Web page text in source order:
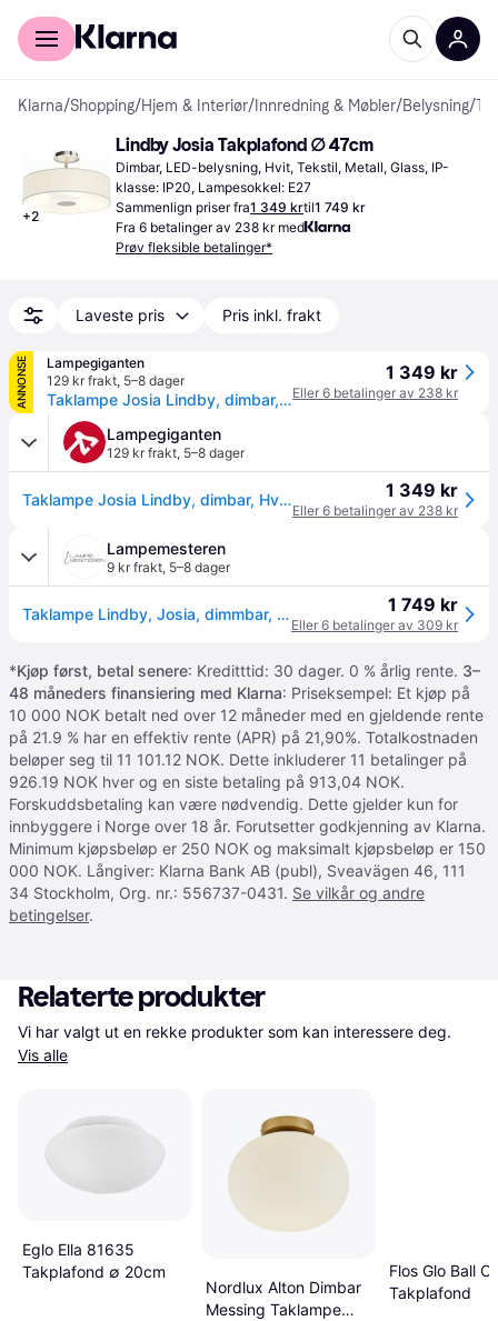
For kunder
Klarna/Shopping/Hjem & Interiør/ Innredning & Møbler/Belysning/
+2
Lindby Josia Takplafond ∅ 47cm
Dimbar, LED-belysning, Hvit, Tekstil, Metall, Glass, IP-
klasse: IP20, Lampesokkel: E27
Sammenlign priser fra1 349 krtil1 749 kr
Fra 6 betalinger av 238 kr med
Prøv fleksible betalinger*
Laveste pris Pris inkl. frakt
ANNONSE
Lampegiganten
129 kr frakt, 5–8 dager
Taklampe Josia Lindby, dimbar, Hvit / opal, Gangområde, Tekstil / stoff / silke, Moderne
1 349 kr
Eller 6 betalinger av 238 kr
Lampegiganten
129 kr frakt, 5–8 dager
Taklampe Josia Lindby, dimbar, Hvit / opal, Gangområde, Tekstil / stoff / silke, Moderne 1 349 kr
Eller 6 betalinger av 238 kr
Lampemesteren
9 kr frakt, 5–8 dager
Taklampe Lindby, Josia, dimmbar, Hvit, Entré, Stoff / Tekstil, Moderne 1 749 kr
Eller 6 betalinger av 309 kr
*Kjøp først, betal senere: Kreditttid: 30 dager. 0 % årlig rente. 3–
48 måneders finansiering med Klarna: Priseksempel: Et kjøp på
10 000 NOK betalt ned over 12 måneder med en gjeldende rente
på 21.9 % har en effektiv rente (APR) på 21,90%. Totalkostnaden
beløper seg til 11 101.12 NOK. Dette inkluderer 11 betalinger på
926.19 NOK hver og en siste betaling på 913,04 NOK.
Forskuddsbetaling kan være nødvendig. Dette gjelder kun for
innbyggere i Norge over 18 år. Forutsetter godkjenning av Klarna.
Minimum kjøpsbeløp er 250 NOK og maksimalt kjøpsbeløp er 150
000 NOK. Långiver: Klarna Bank AB (publ), Sveavägen 46, 111
34 Stockholm, Org. nr.: 556737-0431. Se vilkår og andre
betingelser.
Relaterte produkter
Vis alle
Eglo Ella 81635
Takplafond ∅ 20cm
Nordlux Alton Dimbar
Messing Taklampe
Flos Glo Ball C1
Takplafond